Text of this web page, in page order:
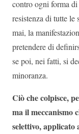
contro ogni forma di
resistenza di tutte
mai, la
pretendere di
se poi, nei fatti, si
minoranza.
Ciò che colpisce,
ma il meccanismo
selettivo, applicato